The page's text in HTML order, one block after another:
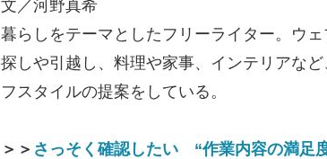
文／河野真希
暮らしをテーマとしたフリーライター。ウ
探しや引越し、料理や家事、インテリアな
フスタイルの提案をしている。
＞＞ さっそく確認したい “作業内容の満足